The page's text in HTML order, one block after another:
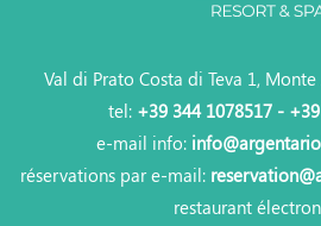
Val di Prato Costa di Teva 1,
tel: +39 344 1078517 -
e-mail info:
réservations par e-mail:
restaurant